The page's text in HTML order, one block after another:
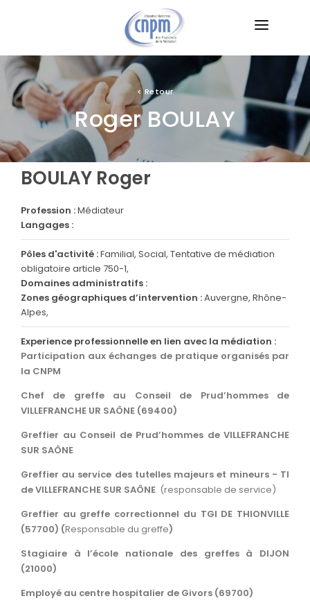
LA CNPM
LA MÉDIATION
TROUVER UN MÉDIATEUR
LES DIFFÉRENTS TYPES DE MÉDIATIONS
VEILLE JURIDIQUE
FORMATIONS
<Retour
Roger BOULAY
BOULAY Roger
Profession :Médiateur
Langages :
Pôles d'activité :Familial, Social, Tentative de médiation
obligatoire article 750-1,
Domaines administratifs :
Zones géographiques d’intervention :Auvergne, Rhône-
Alpes,
Experience professionnelle en lien avec la médiation :
Participation aux échanges de pratique organisés par
la CNPM
Chef de greffe au Conseil de Prud’hommes de
VILLEFRANCHE UR SAÔNE (69400)
Greffier au Conseil de Prud’hommes de VILLEFRANCHE
SUR SAÔNE
Greffier au service des tutelles majeurs et mineurs - TI
de VILLEFRANCHE SUR SAÔNE (responsable de service)
Greffier au greffe correctionnel du TGI DE THIONVILLE
(57700) (Responsable du greffe)
Stagiaire à l’école nationale des greffes à DIJON
(21000)
Employé au centre hospitalier de Givors (69700)